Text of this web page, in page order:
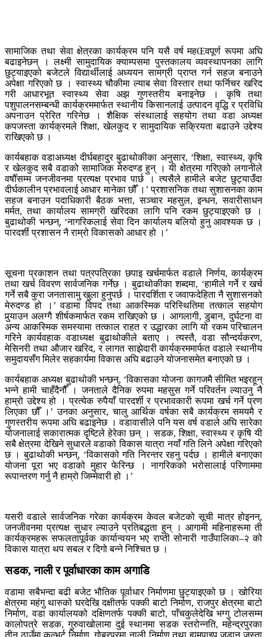
सामाजिक तथा सेवा क्षेत्रका कार्यक्रम पनि यसै वर्ष महŒवपूर्ण रूपमा अघि
बढाइनेछन् । लक्ष्मी सामुदायिक क्याम्पसमा पुस्तकालय व्यवस्थापनका लागि
छुट्याइएको बजेटले विद्यार्थीलाई अध्ययन सामग्री प्राप्त गर्न सहज बनाउने
अपेक्षा गरिएको छ । स्वास्थ्य चौकीमा ल्याब सेवा विस्तार तथा फर्निचर खरिद
गरी आधारभूत स्वास्थ्य सेवा अझ गुणस्तरीय बनाइनेछ । कृषि तथा
पशुपालनसम्बन्धी कार्यक्रममार्फत स्थानीय किसानलाई उत्पादन वृद्धि र प्रविधि
अपनाउन प्रेरित गरिनेछ । शैक्षिक संस्थालाई सहयोग तथा वडा अध्यक्ष
कपजस्ता कार्यक्रमले शिक्षा, खेलकुद र सामुदायिक सक्रियता बढाउने उद्देश्य
राखिएको छ ।
कार्यबहाक वडाअध्यक्ष दीर्घबहादुर बुढाथोकीका अनुसार, ‘शिक्षा, स्वास्थ्य, कृषि
र खेलकुद सबै वडाको सामाजिक मेरुदण्ड हुन् । यी क्षेत्रमा गरिएको लगानीले
वर्षौँसम्म जनजीवनमा प्रत्यक्ष प्रभाव पार्छ । त्यसैले हामीले बजेट छुट्याउँदा
दीर्घकालीन प्रभावलाई आधार मानेका छौँ ।’ प्रशासनिक तथा सुशासनका काम
सहज बनाउन पदाधिकारी बैठक भत्ता, सञ्चार महसुल, इन्धन, सवारीसाधन
मर्मत, तथा कार्यालय सामग्री खरिदका लागि पनि रकम छुट्याइएको छ ।
बुढाथोकी भन्छन्, ‘नागरिकलाई सेवा दिन कार्यालय बलियो हुनु आवश्यक छ ।
पारदर्शी प्रशासन नै राम्रो विकासको आधार हो ।’
सूचना प्रकाशन तथा पत्रपत्रिका छपाइ खर्चमार्फत वडाले निर्णय, कार्यक्रम
तथा खर्च विवरण सार्वजनिक गर्नेछ । बुढाथोकीका शब्दमा, ‘हामीले गर्ने र खर्च
गर्ने सबै कुरा जनतासामु खुला हुनुपर्छ । पारदर्शिता र जवाफदेहिता नै सुशासनको
मेरुदण्ड हो ।’ वडामा विपद तथा आकस्मिक परिस्थितिमा तत्काल सहयोग
पुर्‍याउन अलग्गै शीर्षकमार्फत रकम राखिएको छ । आगलागी, डुबान, दुर्घटना वा
अन्य आकस्मिक समस्यामा तत्काल राहत र उद्धारका लागि यो रकम परिचालन
गरिने कार्यवहाक वडाध्यक्ष बुढाथोकीले बताए । त्यस्तै, वडा सौन्दर्यकरण,
मेसिनरी तथा औजार खरिद, र लागत साझेदारी कार्यक्रममार्फत वडाले स्थानीय
समुदायसँग मिलेर सहकार्यमा विकास अघि बढाउने योजनासमेत बनाएको छ ।
कार्यबहाक अध्यक्ष बुढाथोकी भन्छन्, ‘विकासका योजना कागजमै सीमित भइरहून्
भन्ने हामी चाहँदैनौँ । जनताले दैनिक रुपमा महसुस गर्ने परिवर्तन ल्याउनु नै
हाम्रो उद्देश्य हो । प्रत्येक रुपैयाँ पारदर्शी र प्रभावकारी रूपमा खर्च गर्ने प्रण
लिएका छौँ ।’ उनका अनुसार, चालु आर्थिक वर्षका सबै कार्यक्रम समयमै र
गुणस्तरीय रूपमा अघि बढाइनेछ । वडावासीले पनि यस वर्ष वडाले अघि सारेका
योजनालाई सकारात्मक दृष्टिले हेरेका छन् । सडक, शिक्षा, स्वास्थ्य र कृषि यी
सबै क्षेत्रमा देखिने सुधारले वडाको विकास यात्रा नयाँ गति लिने अपेक्षा गरिएको
छ । बुढाथोकी भन्छन्, ‘विकासको गति निरन्तर रहनु पर्दछ । हामीले बनाएका
योजना पूरा भए वडाको मुहार फेरिन्छ । नागरिकको भरोसालाई परिणाममा
रूपान्तरण गर्नु नै हाम्रो जिम्मेवारी हो ।’
यसरी वडाले सार्वजनिक गरेका कार्यक्रम केवल बजेटको सूची मात्र होइनन्,
जनजीवनमा प्रत्यक्ष सुधार ल्याउने प्रतिबद्धता हुन् । आगामी महिनाहरूमा ती
कार्यक्रमहरू सफलतापूर्वक कार्यान्वयन भए राप्ती सोनारी गाउँपालिका–२ को
विकास यात्रा थप सबल र दिगो बन्ने निश्चित छ ।
सडक, नाली र पूर्वाधारका काम अगाडि
वडामा सबैभन्दा बढी बजेट भौतिक पूर्वाधार निर्माणमा छुट्याइएको छ । खोरिया
क्षेत्रमा महंगु थारुको घरदेखि दक्षीतर्फ पक्की बाटो निर्माण, राजपुर क्षेत्रमा बाटो
निर्माण, वडा कार्यालयको दक्षिणतर्फ पक्की बाटो, पाँचकुलेदेखि भग्गु टोलसम्म
कालोपत्रे सडक, गुरुवाखोलामा दुई स्थानमा सडक स्तरोन्नति, महेन्द्रपुरका
तीन ठाउँमा कल्भर्ट निर्माण, गोबरपुरमा नाली निर्माण तथा ह्युमपाइप जडान जस्ता